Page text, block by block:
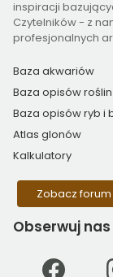
inspiracji
Czytelników - z
profesjonalnych
Baza akwariów
Baza opisów
Baza opisów ryb i
Atlas glonów
Kalkulatory
Zobacz forum
Obserwuj nas